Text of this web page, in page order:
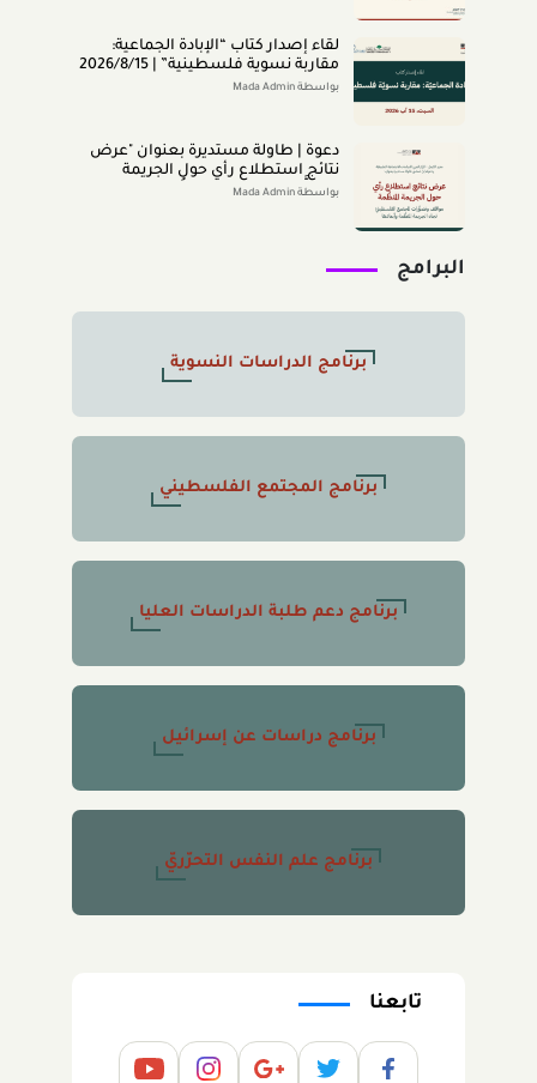
لقاء إصدار كتاب “اﻹﺑﺎدةّ اﻟﺠﻤﺎﻋﻴﺔ:
ﻣﻘﺎرﺑﺔ ﻧﺴﻮﻳﺔ ﻓﻠﺴﻄﻴﻨﻴﺔ” | 2026/8/15
|بواسطة Mada Admin
دعوة | طاولة مستديرة بعنوان "عرض
نتائج استطلاع رأي حول الجريمة
المنظَّمة- مواقف وتصوُّرات المجتمع
بواسطة Mada Admin
البرامج
برنامج الدراسات النسوية
برنامج المجتمع الفلسطيني
برنامج دعم طلبة الدراسات العليا
برنامج دراسات عن إسرائيل
برنامج علم النفس التحرّريّ
تابعنا